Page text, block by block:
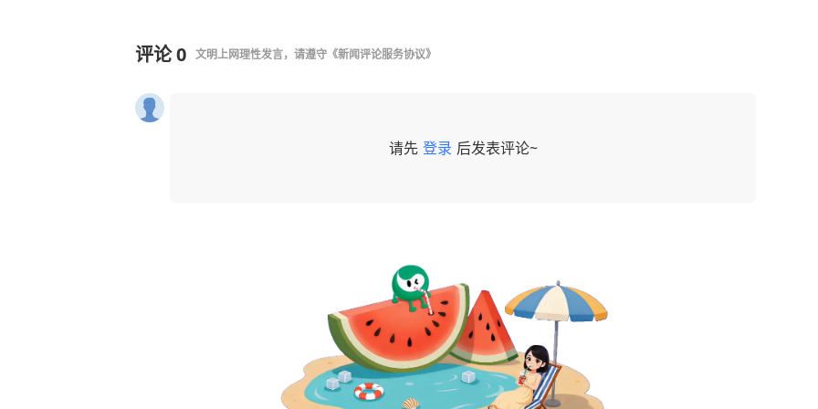
评论0 文明上网理性发言，请遵守 《新闻评论服务协议》
请先 登录 后发表评论~